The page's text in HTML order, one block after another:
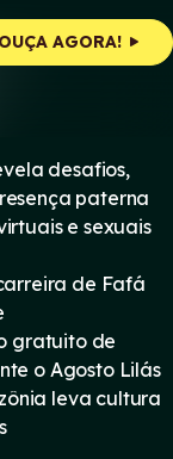
OUÇA AGORA!
desafios,
paterna
e sexuais
de Fafá
gratuito de
o Agosto Lilás
leva cultura